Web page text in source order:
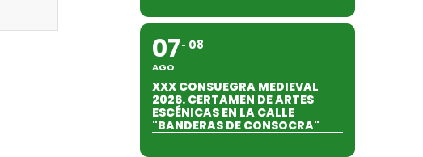
07
AGO
08
XXX CONSUEGRA MEDIEVAL
2026. CERTAMEN DE ARTES
ESCÉNICAS EN LA CALLE
"BANDERAS DE CONSOCRA"